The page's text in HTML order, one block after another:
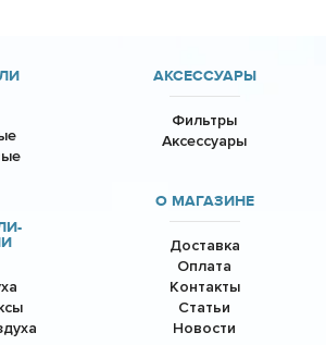
АКСЕССУАРЫ
Фильтры
Аксессуары
О МАГАЗИНЕ
Доставка
Оплата
Контакты
Статьи
Новости